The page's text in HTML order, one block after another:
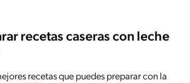
recetas caseras con leche
recetas que puedes preparar con la